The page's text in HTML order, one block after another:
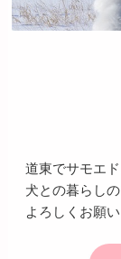
道東でサモエ
犬との暮らし
よろしくお願い